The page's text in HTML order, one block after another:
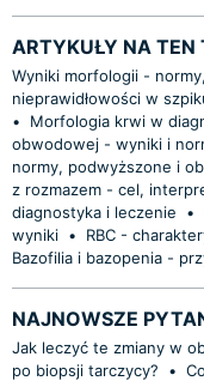
ARTYKUŁY NA TEN
Wyniki morfologii -
nieprawidłowości w
•
Morfologia krwi w
obwodowej - wyniki i
normy, podwyższone i
z rozmazem - cel,
diagnostyka i leczenie
•
wyniki • RBC -
Bazofilia i bazopenia -
NAJNOWSZE
Jak leczyć te zmiany w
po biopsji tarczycy?
•